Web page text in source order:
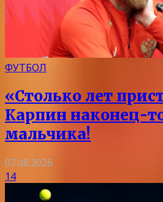
ФУТБОЛ
«Столько лет
Карпин наконец-
мальчика!
07.08.2026
14